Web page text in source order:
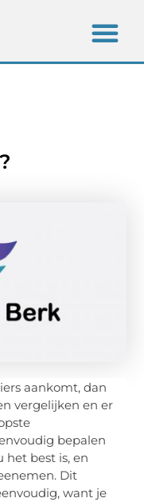
aankomt, dan
vergelijken en er
bepalen
het best is, en
Dit
want je